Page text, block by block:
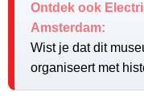
Ontdek ook
Amsterdam:
Wist je dat dit
organiseert met